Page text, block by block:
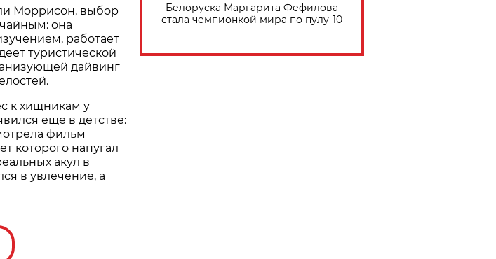
Моррисон, выбор
она
работает
туристической
дайвинг
к хищникам у
еще в детстве:
фильм
которого напугал
акул в
в увлечение, а
Белоруска Маргарита Фефилова
стала чемпионкой мира по пулу-10